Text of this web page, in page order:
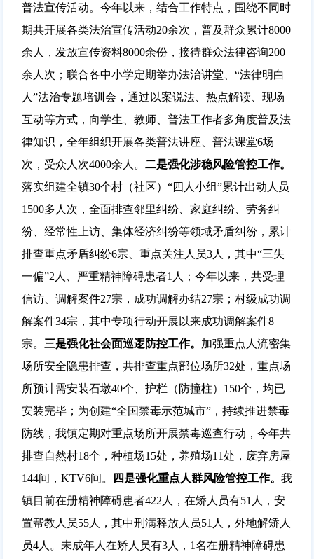
普法宣传活动。今年以来，结合工作特点，围绕不同时
期共开展各类法治宣传活动20余次，普及群众累计8000
余人，发放宣传资料8000余份，接待群众法律咨询200
余人次；联合各中小学定期举办法治讲堂、“法律明白
人”法治专题培训会，通过以案说法、热点解读、现场
互动等方式，向学生、教师、普法工作者多角度普及法
律知识，全年组织开展各类普法讲座、普法课堂6场
次，受众人次4000余人。 二是强化涉稳风险管控工作。
落实组建全镇30个村（社区）“四人小组”累计出动人员
1500多人次，全面排查邻里纠纷、家庭纠纷、劳务纠
纷、经常性上访、集体经济纠纷等领域矛盾纠纷，累计
排查重点矛盾纠纷6宗、重点关注人员3人，其中“三失
一偏”2人、严重精神障碍患者1人；今年以来，共受理
信访、调解案件27宗，成功调解办结27宗；村级成功调
解案件34宗，其中专项行动开展以来成功调解案件8
宗。 三是强化社会面巡逻防控工作。 加强重点人流密集
场所安全隐患排查，共排查重点部位场所32处，重点场
所预计需安装石墩40个、护栏（防撞柱）150个，均已
安装完毕；为创建“全国禁毒示范城市”，持续推进禁毒
防线，我镇定期对重点场所开展禁毒巡查行动，今年共
排查自然村18个，种植场15处，养殖场11处，废弃房屋
144间，KTV6间。
四是强化重点人群风险管控工作。 我
镇目前在册精神障碍患者422人，在矫人员有51人，安
置帮教人员55人，其中刑满释放人员51人，外地解矫人
员4人。未成年人在矫人员有3人，1名在册精神障碍患